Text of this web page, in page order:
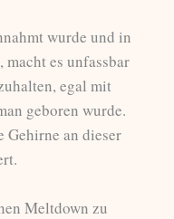
wurde und in
es unfassbar
egal mit
geboren wurde.
an dieser
Meltdown zu